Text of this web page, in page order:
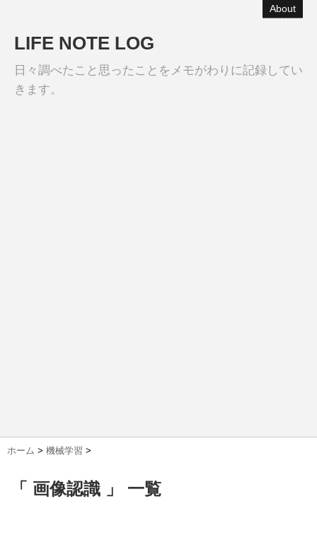
About
LIFE NOTE LOG
日々調べたこと思ったことをメモがわりに記録してい
きます。
ホーム > 機械学習 >
「 画像認識 」 一覧